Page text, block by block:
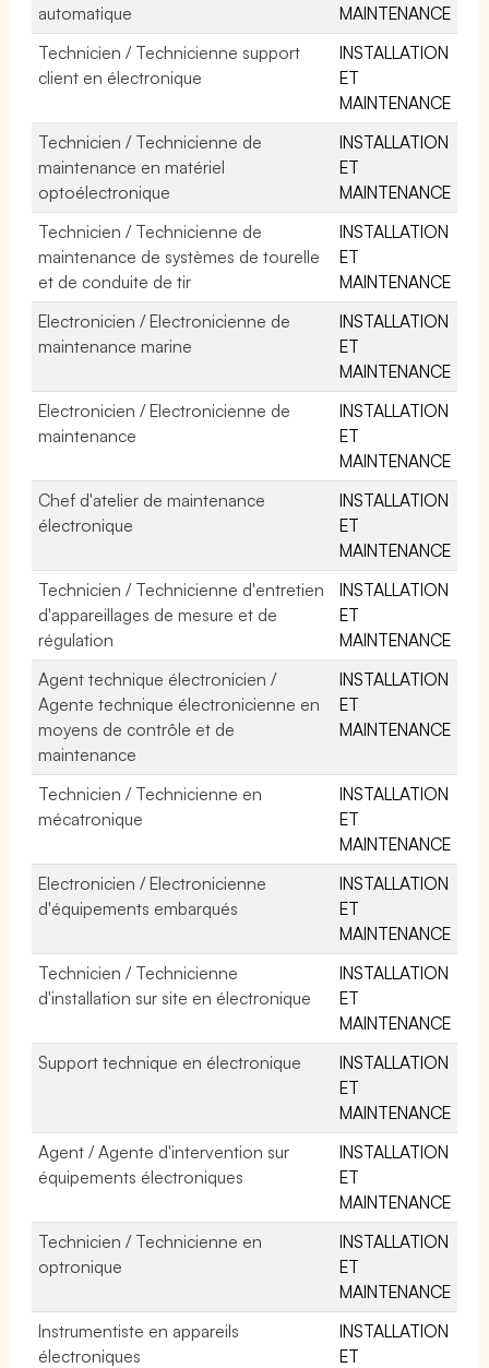
automatique
MAINTENANCE
Technicien / Technicienne support
client en électronique
INSTALLATION
ET
MAINTENANCE
Technicien / Technicienne de
maintenance en matériel
optoélectronique
INSTALLATION
ET
MAINTENANCE
Technicien / Technicienne de
maintenance de systèmes de tourelle
et de conduite de tir
INSTALLATION
ET
MAINTENANCE
Electronicien / Electronicienne de
maintenance marine
INSTALLATION
ET
MAINTENANCE
Electronicien / Electronicienne de
maintenance
INSTALLATION
ET
MAINTENANCE
Chef d'atelier de maintenance
électronique
INSTALLATION
ET
MAINTENANCE
Technicien / Technicienne d'entretien
d'appareillages de mesure et de
régulation
INSTALLATION
ET
MAINTENANCE
Agent technique électronicien /
Agente technique électronicienne en
moyens de contrôle et de
maintenance
INSTALLATION
ET
MAINTENANCE
Technicien / Technicienne en
mécatronique
INSTALLATION
ET
MAINTENANCE
Electronicien / Electronicienne
d'équipements embarqués
INSTALLATION
ET
MAINTENANCE
Technicien / Technicienne
d'installation sur site en électronique
INSTALLATION
ET
MAINTENANCE
Support technique en électronique
INSTALLATION
ET
MAINTENANCE
Agent / Agente d'intervention sur
équipements électroniques
INSTALLATION
ET
MAINTENANCE
Technicien / Technicienne en
optronique
INSTALLATION
ET
MAINTENANCE
Instrumentiste en appareils
électroniques
INSTALLATION
ET